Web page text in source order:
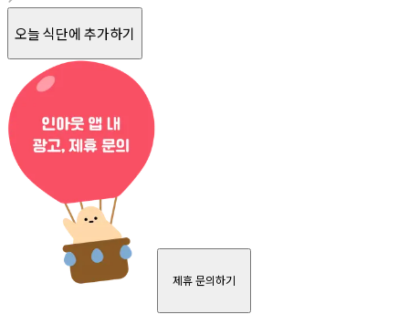
오늘 식단에 추가하기
제휴 문의하기